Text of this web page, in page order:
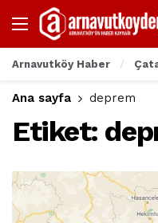
Arnavutköy Haber
Ana sayfa deprem
Etiket: